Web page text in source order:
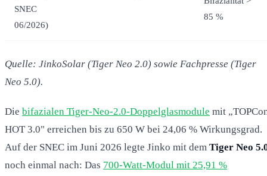
SNEC
06/2026)
85 %
Quelle: JinkoSolar (Tiger Neo 2.0) sowie Fachpresse (Tiger
Neo 5.0).
Die bifazialen Tiger-Neo-2.0-Doppelglasmodule mit
HOT 3.0" erreichen bis zu 650 W bei 24,06 % Wirkungsgrad.
Auf der SNEC im Juni 2026 legte Jinko mit dem Tiger Neo
noch einmal nach: Das 700-Watt-Modul mit 25,91 %